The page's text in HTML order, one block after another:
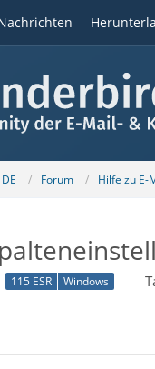
Forum Hilfe zu E-
115 ESR Windows